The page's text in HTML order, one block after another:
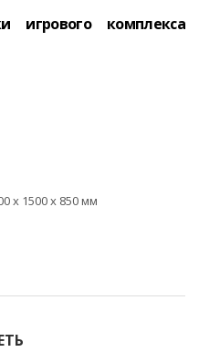
игрового комплекса
х 1500 х 850 мм